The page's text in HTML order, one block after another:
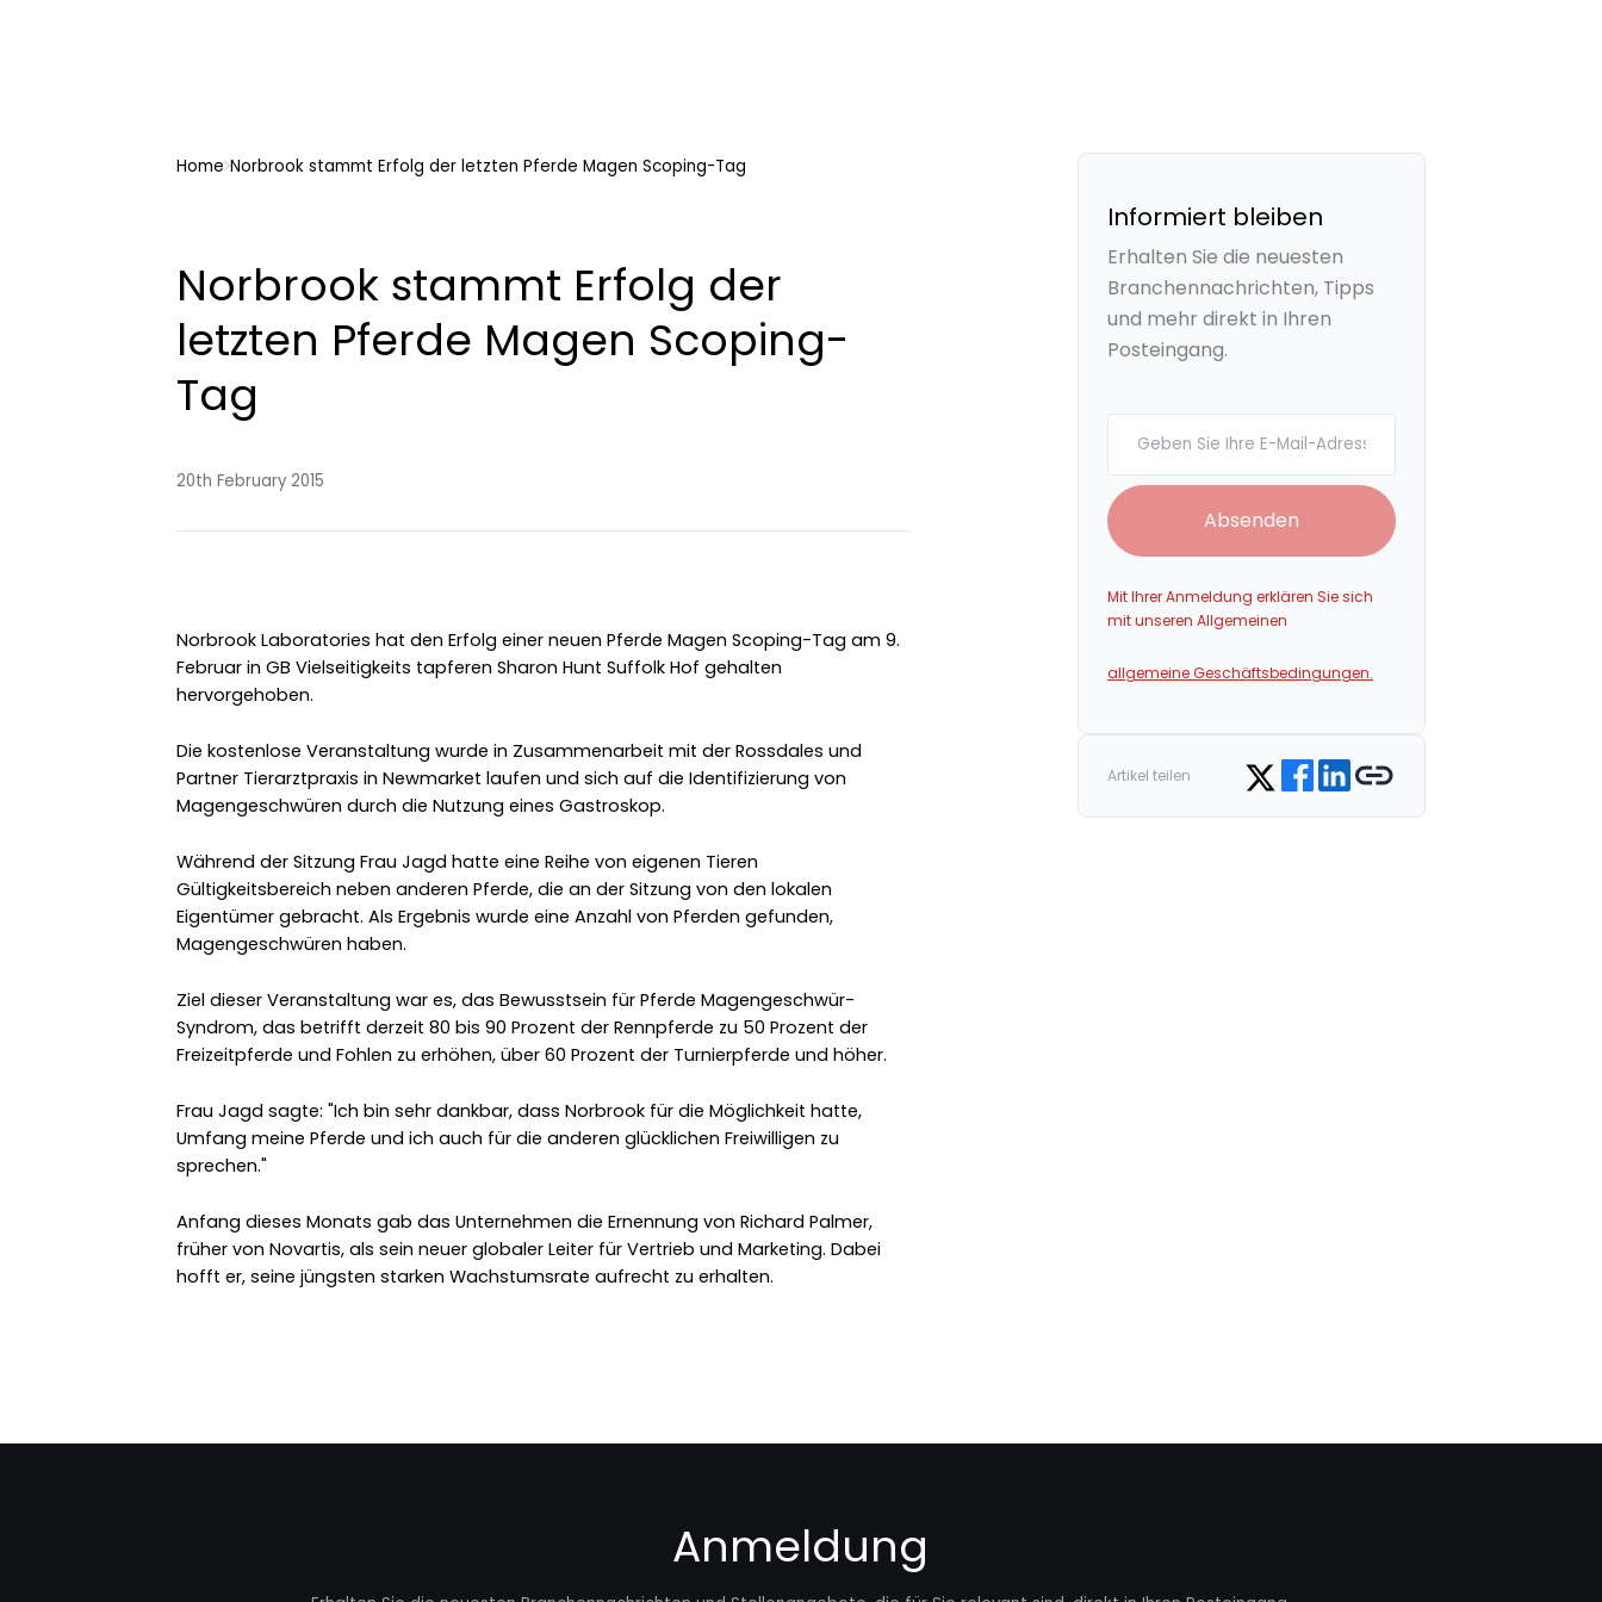
Home Norbrook stammt Erfolg der letzten Pferde Magen Scoping-Tag
Norbrook stammt Erfolg der
letzten Pferde Magen Scoping-
Tag
20th February 2015
Norbrook Laboratories hat den Erfolg einer neuen Pferde Magen Scoping-Tag am 9.
Februar in GB Vielseitigkeits tapferen Sharon Hunt Suffolk Hof gehalten
hervorgehoben.
Die kostenlose Veranstaltung wurde in Zusammenarbeit mit der Rossdales und
Partner Tierarztpraxis in Newmarket laufen und sich auf die Identifizierung von
Magengeschwüren durch die Nutzung eines Gastroskop.
Während der Sitzung Frau Jagd hatte eine Reihe von eigenen Tieren
Gültigkeitsbereich neben anderen Pferde, die an der Sitzung von den lokalen
Eigentümer gebracht. Als Ergebnis wurde eine Anzahl von Pferden gefunden,
Magengeschwüren haben.
Ziel dieser Veranstaltung war es, das Bewusstsein für Pferde Magengeschwür-
Syndrom, das betrifft derzeit 80 bis 90 Prozent der Rennpferde zu 50 Prozent der
Freizeitpferde und Fohlen zu erhöhen, über 60 Prozent der Turnierpferde und höher.
Frau Jagd sagte: "Ich bin sehr dankbar, dass Norbrook für die Möglichkeit hatte,
Umfang meine Pferde und ich auch für die anderen glücklichen Freiwilligen zu
sprechen."
Anfang dieses Monats gab das Unternehmen die Ernennung von Richard Palmer,
früher von Novartis, als sein neuer globaler Leiter für Vertrieb und Marketing. Dabei
hofft er, seine jüngsten starken Wachstumsrate aufrecht zu erhalten.
Informiert bleiben
Erhalten Sie die neuesten
Branchennachrichten, Tipps
und mehr direkt in Ihren
Posteingang.
Absenden
Mit Ihrer Anmeldung erklären Sie sich
mit unseren Allgemeinen
allgemeine Geschäftsbedingungen.
Artikel teilen Share on Twitter
Share on Facebook
Share on LinkedIn
Copy link
Anmeldung